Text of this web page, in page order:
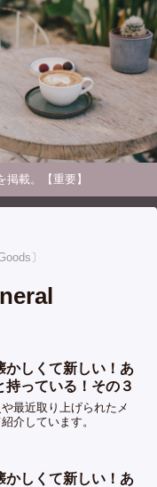
載。【重要】
〕
かしくて新しい！あ
持っている！その３
最近取り上げられたメ
介しています。
かしくて新しい！あ